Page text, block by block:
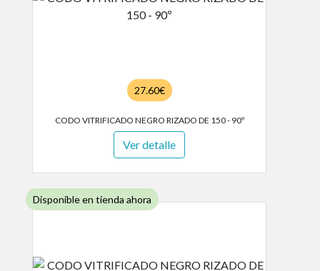
27.60€
CODO VITRIFICADO NEGRO RIZADO DE 150 - 90º
Ver detalle
Disponible en tienda ahora